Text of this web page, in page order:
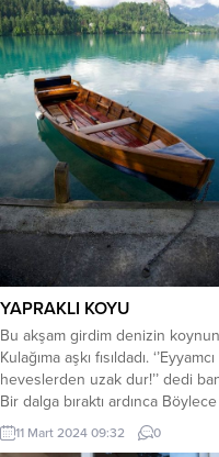
YAPRAKLI KOYU
Bu akşam girdim denizin
Kulağıma aşkı fısıldadı. ‘’Eyyamcı
heveslerden uzak dur!’’ dedi
Bir dalga bıraktı ardınca Böylece
başladım yeniden Kahroluş
sanatına. *** Özlemi büyüdü, O ilk
11 Mart 2024 09:32 0